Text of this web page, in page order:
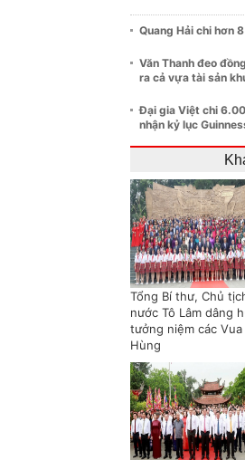
Quang Hải chi hơn
Văn Thanh đeo
ra cả vựa tài sản
Đại gia Việt chi
nhận kỷ lục
Tổng Bí thư, Chủ
nước Tô Lâm dâng
tưởng niệm các Vua
Hùng